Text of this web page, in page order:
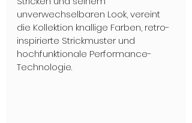
unverwechselbaren Look, vereint
die Kollektion knallige Farben, retro-
inspirierte Strickmuster und
hochfunktionale Performance-
Technologie.